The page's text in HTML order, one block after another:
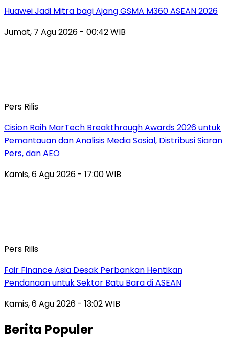
Huawei Jadi Mitra bagi Ajang GSMA M360 ASEAN 2026
Jumat, 7 Agu 2026 - 00:42 WIB
Pers Rilis
Cision Raih MarTech Breakthrough Awards 2026 untuk
Pemantauan dan Analisis Media Sosial, Distribusi Siaran
Pers, dan AEO
Kamis, 6 Agu 2026 - 17:00 WIB
Pers Rilis
Fair Finance Asia Desak Perbankan Hentikan
Pendanaan untuk Sektor Batu Bara di ASEAN
Kamis, 6 Agu 2026 - 13:02 WIB
Berita Populer